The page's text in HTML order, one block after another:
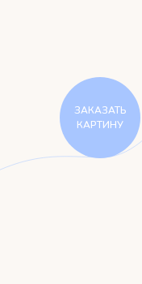
ЗАКАЗАТЬ
КАРТИНУ